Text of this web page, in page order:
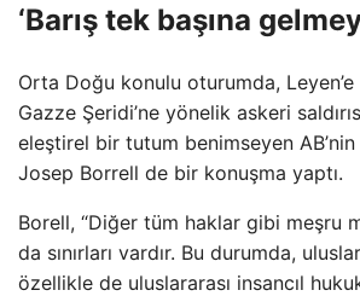
‘Barış tek başına
Orta Doğu konulu oturumda, Leyen’e
Gazze Şeridi’ne yönelik askeri
eleştirel bir tutum benimseyen
Josep Borrell de bir konuşma yaptı.
Borell, “Diğer tüm haklar gibi meşru
da sınırları vardır. Bu durumda,
özellikle de uluslararası insancıl